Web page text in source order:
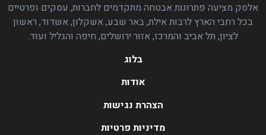
אלסק מציעה פתרונות אבטחה מתקדמים לחברות, עסקים ופרטיים
בכל רחבי הארץ לרבות אילת, באר שבע, אשקלון, אשדוד, ראשון
לציון, תל אביב והמרכז, אזור ירושלים, חיפה והגליל ועוד.
בלוג
אודות
הצהרת נגישות
מדיניות פרטיות